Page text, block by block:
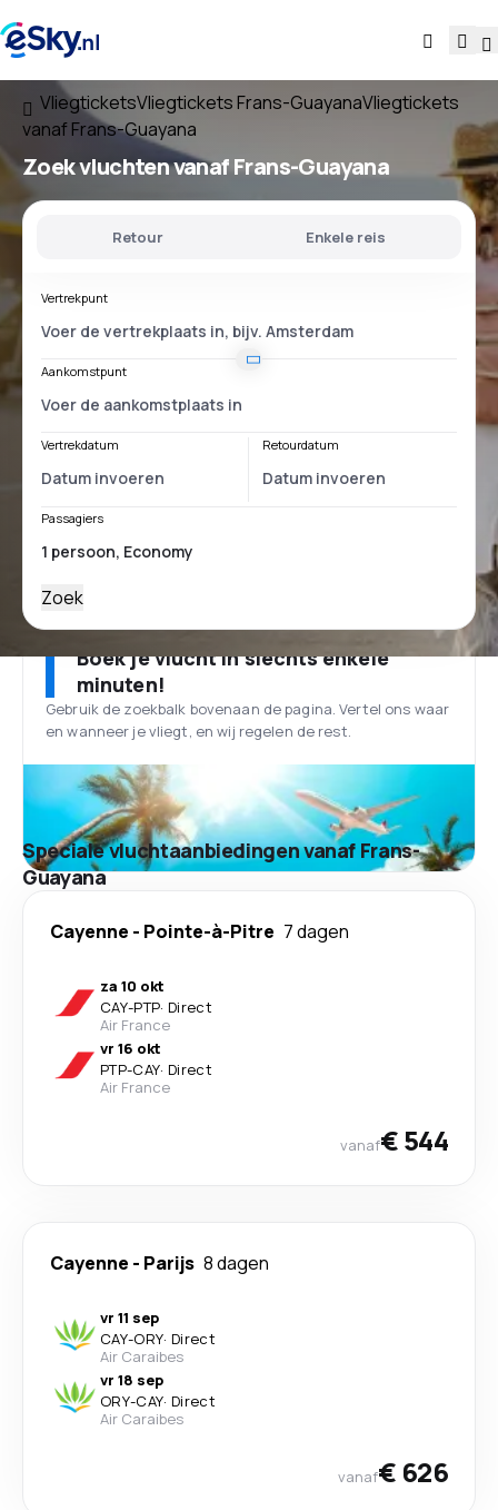
VliegticketsVliegtickets Frans-GuayanaVliegtickets
vanaf Frans-Guayana
Zoek vluchtenvanaf Frans-Guayana
Retour Enkele reis
Vertrekpunt
Aankomstpunt
Vertrekdatum Retourdatum
Passagiers
Zoek
Boek je vlucht in slechts enkele
minuten!
Gebruik de zoekbalk bovenaan de pagina. Vertel ons waar
en wanneer je vliegt, en wij regelen de rest.
Speciale vluchtaanbiedingen vanaf Frans-
Guayana
Cayenne - Pointe-à-Pitre 7 dagen
za 10 okt
CAY-PTP· Direct
Air France
vr 16 okt
PTP-CAY· Direct
Air France
vanaf€ 544
Cayenne - Parijs 8 dagen
vr 11 sep
CAY-ORY· Direct
Air Caraibes
vr 18 sep
ORY-CAY· Direct
Air Caraibes
vanaf€ 626